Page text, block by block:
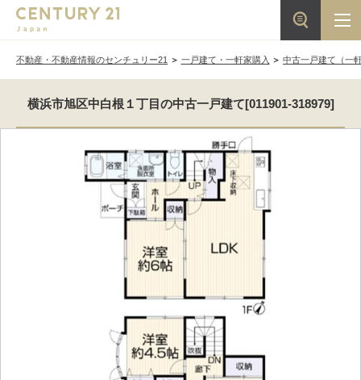
不動産・不動産情報のセンチュリー21 一戸建て・一軒家購入 中古一戸建て（一
横浜市旭区中白根１丁目の中古一戸建て[011901-318979]